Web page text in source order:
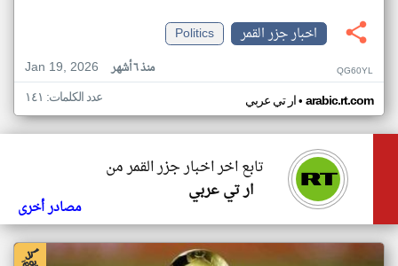
اخبار جزر القمر
Politics
Jan 19, 2026
منذ ٦ أشهر QG60YL
ار تي عربي• arabic.rt.com عدد الكلمات: ١٤١
تابع اخر اخبار جزر القمر من
ار تي عربي
مصادر أخرى